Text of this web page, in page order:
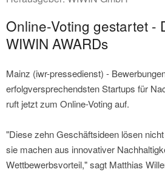
Online-Voting gestartet -
WIWIN AWARDs
Mainz (iwr-pressedienst) -
erfolgversprechendsten Startups für
ruft jetzt zum Online-Voting auf.
"Diese zehn Geschäftsideen lösen
sie machen aus innovativer
Wettbewerbsvorteil," sagt Matthias